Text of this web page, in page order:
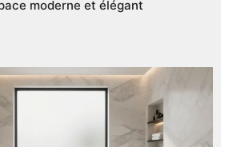
moderne et élégant